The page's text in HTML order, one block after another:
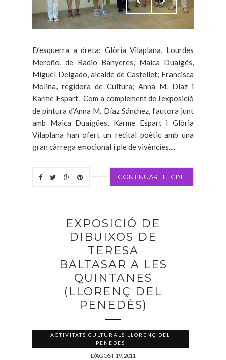
D'esquerra a dreta: Glòria Vilaplana, Lourdes
Meroño, de Radio Banyeres, Maica Duaigës,
Miguel Delgado, alcalde de Castellet; Francisca
Molina, regidora de Cultura; Anna M. Díaz i
Karme Espart. Com a complement de l’exposició
de pintura d’Anna M. Díaz Sánchez, l’autora junt
amb Maica Duaigües, Karme Espart i Glòria
Vilaplana han ofert un recital poètic amb una
gran càrrega emocional i ple de vivències....
CONTINUAR LLEGINT
EXPOSICIÓ DE
DIBUIXOS DE
TERESA
BALTASAR A LES
QUINTANES
(LLORENÇ DEL
PENEDÈS)
ACTIVITATS CULTURALS LLORENÇ DEL
PENEDÈS
D’AGOST 19, 2011